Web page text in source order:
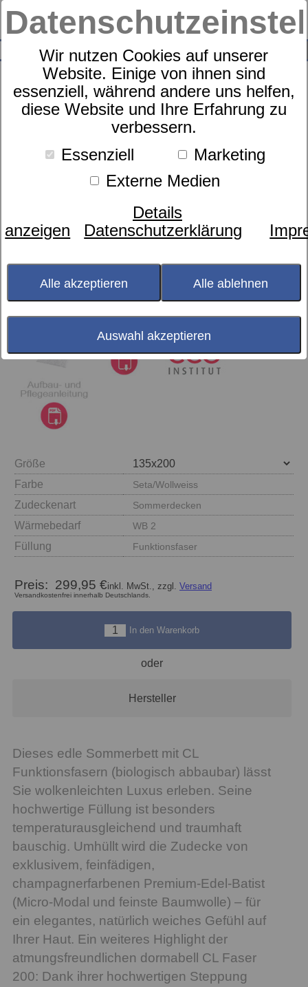
Wir nutzen Cookies auf unserer
Website. Einige von ihnen sind
essenziell, während andere uns helfen,
diese Website und Ihre Erfahrung zu
verbessern.
Essenziell
Marketing
Externe Medien
Details
anzeigen
Datenschutzerklärung
Alle akzeptieren Alle ablehnen
Auswahl akzeptieren
SUCHE
0
Zudecke
dormabell CL Faser 200
Größe
Farbe
Seta/Wollweiss
Zudeckenart Sommerdecken
Wärmebedarf WB 2
Füllung Funktionsfaser
Preis: 299,95 €inkl. MwSt., zzgl. Versand
Versandkostenfrei innerhalb Deutschlands.
In den Warenkorb
oder
Hersteller
Dieses edle Sommerbett mit CL
Funktionsfasern (biologisch abbaubar) lässt
Sie wolkenleichten Luxus erleben. Seine
hochwertige Füllung ist besonders
temperaturausgleichend und traumhaft
bauschig. Umhüllt wird die Zudecke von
exklusivem, feinfädigen,
champagnerfarbenen Premium-Edel-Batist
(Micro-Modal und feinste Baumwolle) – für
ein elegantes, natürlich weiches Gefühl auf
Ihrer Haut. Ein weiteres Highlight der
atmungsfreundlichen dormabell CL Faser
200: Dank ihrer hochwertigen Steppung